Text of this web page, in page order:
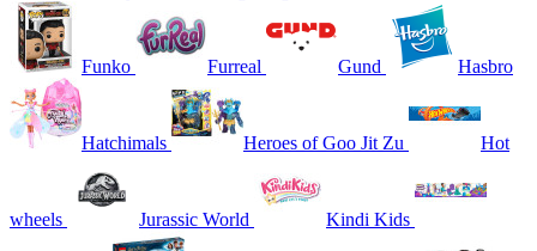
Funko Furreal Gund Hasbro
Hatchimals Heroes of Goo Jit Zu Hot
wheels Jurassic World Kindi Kids